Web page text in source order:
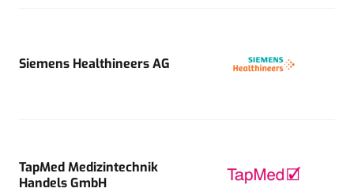
Siemens Healthineers AG
TapMed Medizintechnik
Handels GmbH